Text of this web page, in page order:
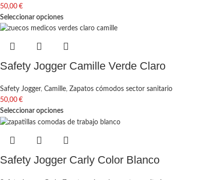
50,00 €
Seleccionar opciones
Safety Jogger Camille Verde Claro
Safety Jogger, Camille, Zapatos cómodos sector sanitario
50,00 €
Seleccionar opciones
Safety Jogger Carly Color Blanco